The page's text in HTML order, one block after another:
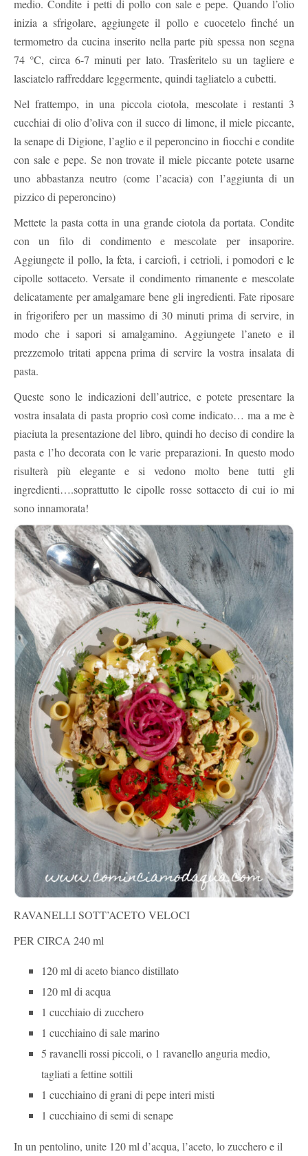
medio. Condite i petti di pollo con sale e pepe. Quando l’olio
inizia a sfrigolare, aggiungete il pollo e cuocetelo finché un
termometro da cucina inserito nella parte più spessa non segna
74 °C, circa 6-7 minuti per lato. Trasferitelo su un tagliere e
lasciatelo raffreddare leggermente, quindi tagliatelo a cubetti.
Nel frattempo, in una piccola ciotola, mescolate i restanti 3
cucchiai di olio d’oliva con il succo di limone, il miele piccante,
la senape di Digione, l’aglio e il peperoncino in fiocchi e condite
con sale e pepe. Se non trovate il miele piccante potete usarne
uno abbastanza neutro (come l’acacia) con l’aggiunta di un
pizzico di peperoncino)
Mettete la pasta cotta in una grande ciotola da portata. Condite
con un filo di condimento e mescolate per insaporire.
Aggiungete il pollo, la feta, i carciofi, i cetrioli, i pomodori e le
cipolle sottaceto. Versate il condimento rimanente e mescolate
delicatamente per amalgamare bene gli ingredienti. Fate riposare
in frigorifero per un massimo di 30 minuti prima di servire, in
modo che i sapori si amalgamino. Aggiungete l’aneto e il
prezzemolo tritati appena prima di servire la vostra insalata di
pasta.
Queste sono le indicazioni dell’autrice, e potete presentare la
vostra insalata di pasta proprio così come indicato… ma a me è
piaciuta la presentazione del libro, quindi ho deciso di condire la
pasta e l’ho decorata con le varie preparazioni. In questo modo
risulterà più elegante e si vedono molto bene tutti gli
ingredienti….soprattutto le cipolle rosse sottaceto di cui io mi
sono innamorata!
RAVANELLI SOTT’ACETO VELOCI
PER CIRCA 240 ml
120 ml di aceto bianco distillato
120 ml di acqua
1 cucchiaio di zucchero
1 cucchiaino di sale marino
5 ravanelli rossi piccoli, o 1 ravanello anguria medio,
tagliati a fettine sottili
1 cucchiaino di grani di pepe interi misti
1 cucchiaino di semi di senape
In un pentolino, unite 120 ml d’acqua, l’aceto, lo zucchero e il